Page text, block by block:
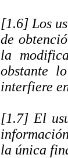
[1.6] Los
de
la
obstante
interfiere
[1.7] El
la única